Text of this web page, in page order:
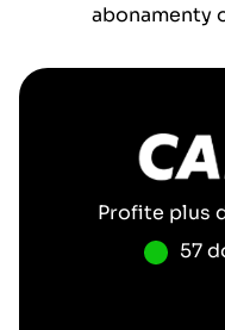
abonamenty
Profite plus
57